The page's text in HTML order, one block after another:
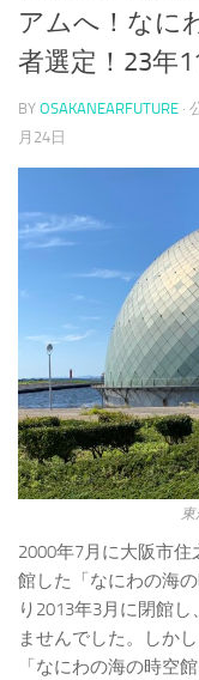
アムへ！なに
者選定！23年
BY OSAKANEARFUTURE ·
月24日
東
2000年7月に大阪市
館した「なにわの海
り2013年3月に閉館
ませんでした。しか
「なにわの海の時空